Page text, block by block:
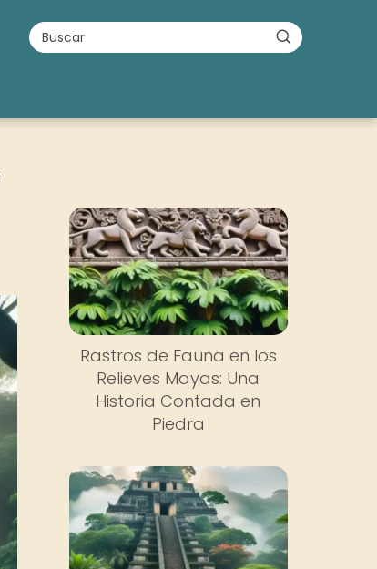
Rastros de Fauna en los
Relieves Mayas: Una
Historia Contada en
Piedra